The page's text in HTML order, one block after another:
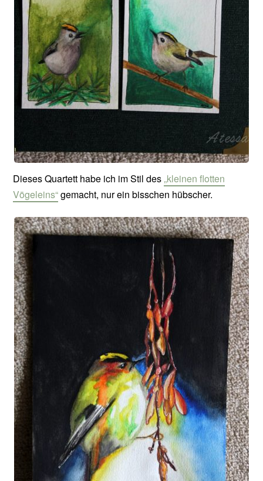
Dieses Quartett habe ich im Stil des„kleinen flotten
Vögeleins“gemacht, nur ein bisschen hübscher.